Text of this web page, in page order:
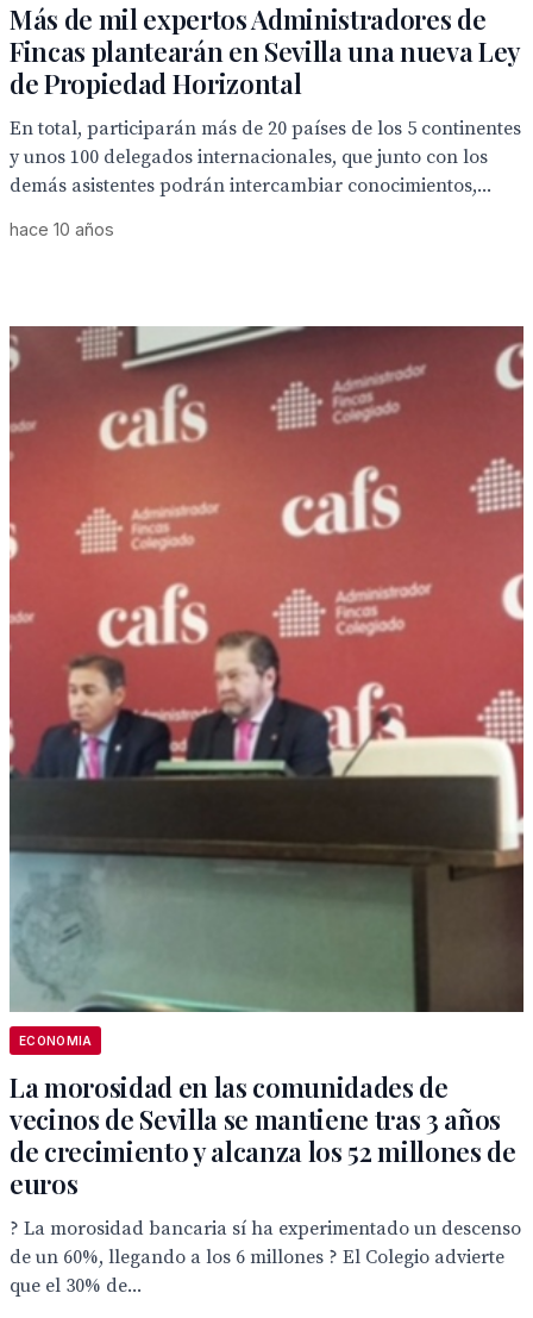
Más de mil expertos Administradores de
Fincas plantearán en Sevilla una nueva Ley
de Propiedad Horizontal
En total, participarán más de 20 países de los 5 continentes
y unos 100 delegados internacionales, que junto con los
demás asistentes podrán intercambiar conocimientos,...
hace 10 años
ECONOMIA
La morosidad en las comunidades de
vecinos de Sevilla se mantiene tras 3 años
de crecimiento y alcanza los 52 millones de
euros
? La morosidad bancaria sí ha experimentado un descenso
de un 60%, llegando a los 6 millones ? El Colegio advierte
que el 30% de...